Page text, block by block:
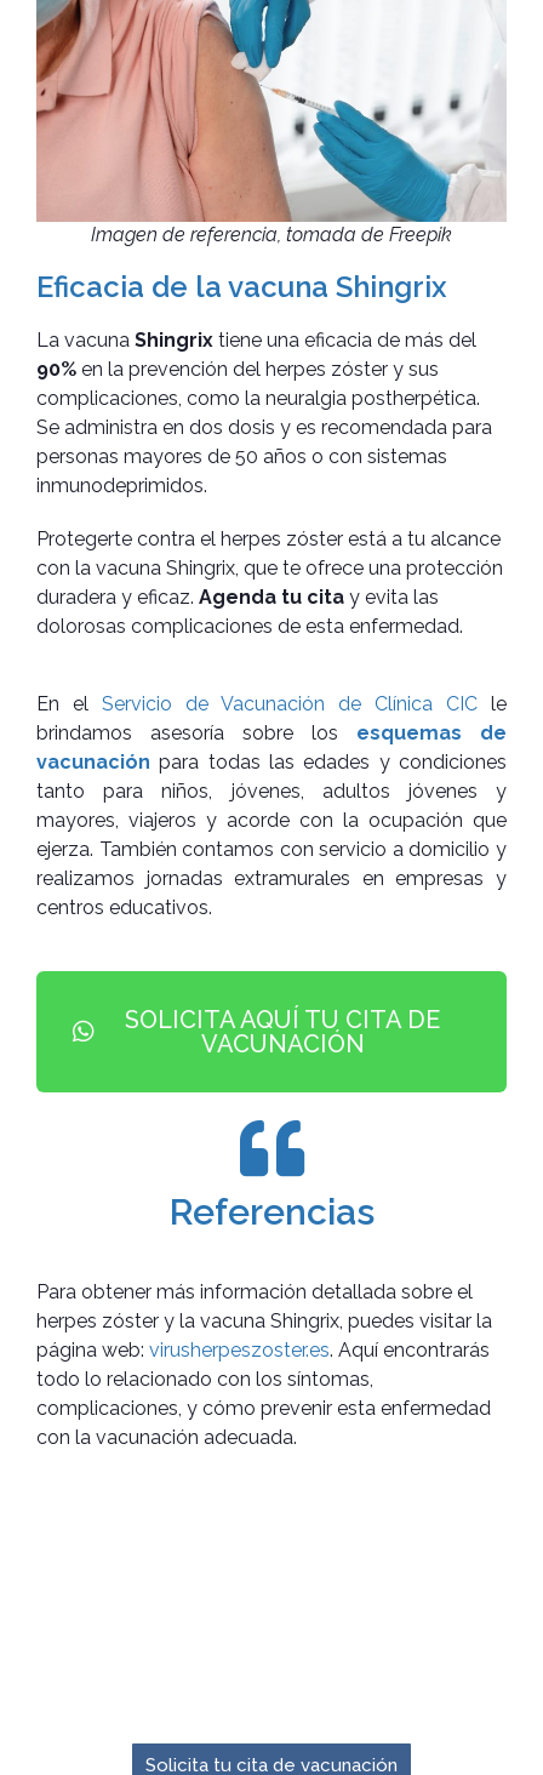
Imagen de referencia, tomada de Freepik
Eficacia de la vacuna Shingrix
La vacuna Shingrix tiene una eficacia de más del
90% en la prevención del herpes zóster y sus
complicaciones, como la neuralgia postherpética.
Se administra en dos dosis y es recomendada para
personas mayores de 50 años o con sistemas
inmunodeprimidos.
Protegerte contra el herpes zóster está a tu alcance
con la vacuna Shingrix, que te ofrece una protección
duradera y eficaz. Agenda tu cita y evita las
dolorosas complicaciones de esta enfermedad.
En el Servicio de Vacunación de Clínica CIC le
brindamos asesoría sobre los esquemas de
vacunación para todas las edades y condiciones
tanto para niños, jóvenes, adultos jóvenes y
mayores, viajeros y acorde con la ocupación que
ejerza. También contamos con servicio a domicilio y
realizamos jornadas extramurales en empresas y
centros educativos.
SOLICITA AQUÍ TU CITA DE
VACUNACIÓN
Referencias
Para obtener más información detallada sobre el
herpes zóster y la vacuna Shingrix, puedes visitar la
página web: virusherpeszoster.es. Aquí encontrarás
todo lo relacionado con los síntomas,
complicaciones, y cómo prevenir esta enfermedad
con la vacunación adecuada.
Solicita tu cita de vacunación